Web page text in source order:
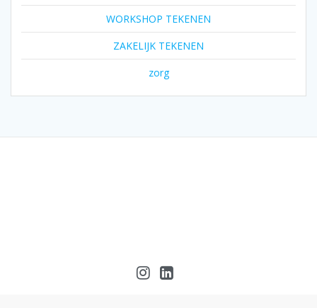
WORKSHOP TEKENEN
ZAKELIJK TEKENEN
zorg